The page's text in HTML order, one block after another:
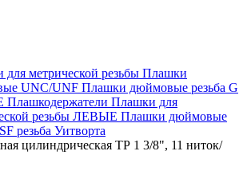
метрической резьбы Плашки
UNC/UNF Плашки дюймовые резьба G
Плашкодержатели Плашки для
резьбы ЛЕВЫЕ Плашки дюймовые
резьба Уитворта
цилиндрическая ТР 1 3/8", 11 ниток/